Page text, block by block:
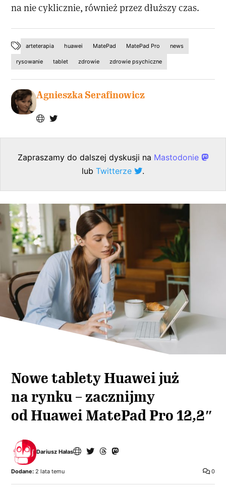
na nie cyklicznie, również przez dłuższy czas.
arteterapia huawei MatePad MatePad Pro news
rysowanie tablet zdrowie zdrowie psychiczne
Agnieszka Serafinowicz
Zapraszamy do dalszej dyskusji na Mastodonie
lub Twitterze .
Nowe tablety Huawei już
na rynku – zacznijmy
od Huawei MatePad Pro 12,2″
Dariusz Hałas
0
Dodane: 2 lata temu